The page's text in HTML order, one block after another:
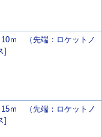
ｍ （先端：ロケットノ
]
ｍ （先端：ロケットノ
]